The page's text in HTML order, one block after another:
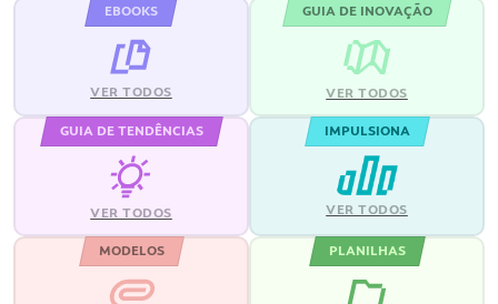
EBOOKS
VER TODOS
GUIA DE INOVAÇÃO
VER TODOS
GUIA DE TENDÊNCIAS
VER TODOS
IMPULSIONA
VER TODOS
MODELOS PLANILHAS